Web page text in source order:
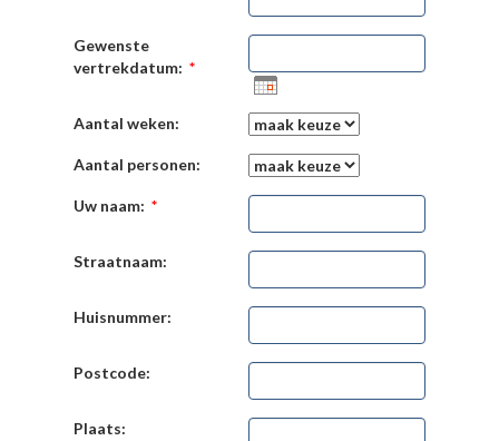
Gewenste
vertrekdatum: *
Aantal weken:
Aantal personen:
Uw naam: *
Straatnaam:
Huisnummer:
Postcode:
Plaats: